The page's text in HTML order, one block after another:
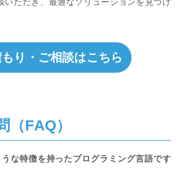
いただき、最適なソリューションを見つけ
り・ご相談はこちら
（FAQ）
な特徴を持ったプログラミング言語です